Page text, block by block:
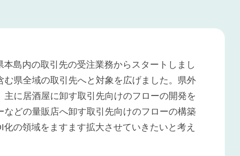
島内の取引先の受注業務からスタートしまし
県全域の取引先へと対象を広げました。県外
に居酒屋に卸す取引先向けのフローの開発を
どの量販店へ卸す取引先向けのフローの構築
の領域をますます拡大させていきたいと考え